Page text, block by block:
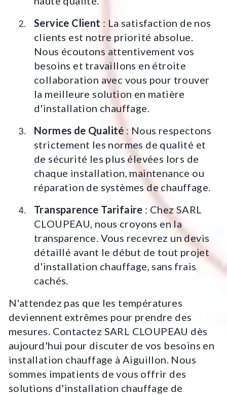
Service Client : La satisfaction de nos
clients est notre priorité absolue.
Nous écoutons attentivement vos
besoins et travaillons en étroite
collaboration avec vous pour trouver
la meilleure solution en matière
d'installation chauffage.
Normes de Qualité : Nous respectons
strictement les normes de qualité et
de sécurité les plus élevées lors de
chaque installation, maintenance ou
réparation de systèmes de chauffage.
Transparence Tarifaire : Chez SARL
CLOUPEAU, nous croyons en la
transparence. Vous recevrez un devis
détaillé avant le début de tout projet
d'installation chauffage, sans frais
cachés.
N'attendez pas que les températures
deviennent extrêmes pour prendre des
mesures. Contactez SARL CLOUPEAU dès
aujourd'hui pour discuter de vos besoins en
installation chauffage à Aiguillon. Nous
sommes impatients de vous offrir des
solutions d'installation chauffage de